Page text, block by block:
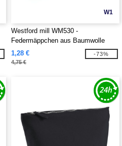
W1
Westford mill WM530 -
Federmäppchen aus Baumwolle
1,28 €
4,75 €
-73%